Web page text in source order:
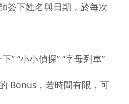
簽下姓名與日期，於每次
” “小小偵探” “字母列車”
Bonus，若時間有限，可